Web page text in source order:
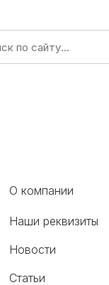
О компании
Наши реквизиты
Новости
Статьи